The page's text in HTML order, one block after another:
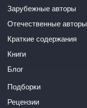
Зарубежные авторы
Отечественные авторы
Краткие содержания
Книги
Блог
Подборки
Рецензии